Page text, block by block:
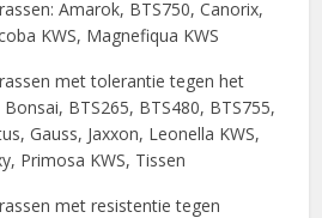
Amarok, BTS750, Canorix,
KWS, Magnefiqua KWS
met tolerantie tegen het
BTS265, BTS480, BTS755,
Gauss, Jaxxon, Leonella KWS,
Primosa KWS, Tissen
met resistentie tegen